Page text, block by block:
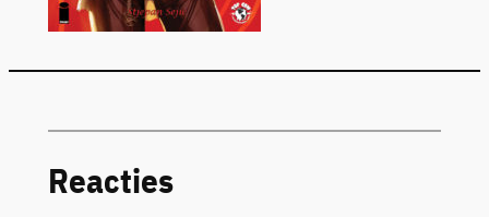
Reacties